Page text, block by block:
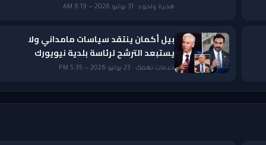
هجرة ولجوء · 31 يوليو 2026 — 8:19 AM
بيل أكمان ينتقد سياسات مامداني ولا
يستبعد الترشح لرئاسة بلدية نيويورك
خدمات تهمك · 23 يوليو 2026 — 5:35 PM